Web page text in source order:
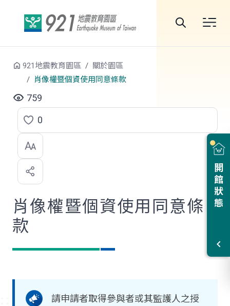
開館狀態
921地震教育園區
關於園區
肖像權暨個資使用同意條款
759
點
選
喜
歡
0
肖像權暨個資使用同意條
款
請申請者取得參與者或其監護人之授